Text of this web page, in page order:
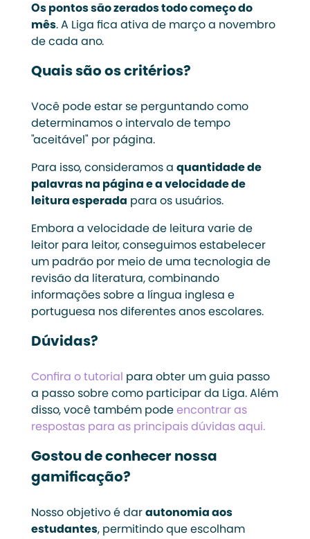
Os pontos são zerados todo começo do
mês. A Liga fica ativa de março a novembro
de cada ano.
Quais são os critérios?
Você pode estar se perguntando como
determinamos o intervalo de tempo
"aceitável" por página.
Para isso, consideramos a quantidade de
palavras na página e a velocidade de
leitura esperada para os usuários.
Embora a velocidade de leitura varie de
leitor para leitor, conseguimos estabelecer
um padrão por meio de uma tecnologia de
revisão da literatura, combinando
informações sobre a língua inglesa e
portuguesa nos diferentes anos escolares.
Dúvidas?
Confira o tutorial
para obter um guia passo
a passo sobre como participar da Liga. Além
disso, você também pode encontrar as
respostas para as principais dúvidas aqui.
Gostou de conhecer nossa
gamificação?
Nosso objetivo é dar autonomia aos
estudantes, permitindo que escolham